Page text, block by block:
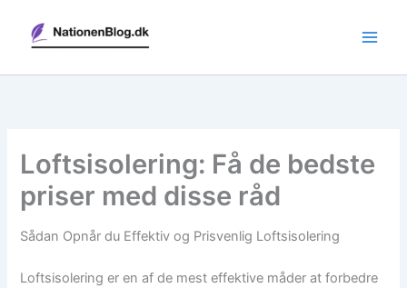
indholdet
Loftsisolering: Få de bedste
priser med disse råd
Sådan Opnår du Effektiv og Prisvenlig Loftsisolering
Loftsisolering er en af de mest effektive måder at forbedre